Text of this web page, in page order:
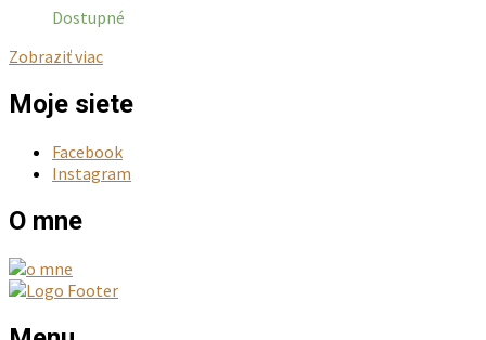
Dostupné
Zobraziť viac
Moje siete
Facebook
Instagram
O mne